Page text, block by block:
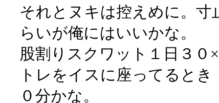
それとヌキは控えめに。寸
らいが俺にはいいかな。
股割りスクワット１日３０
トレをイスに座ってると
０分かな。